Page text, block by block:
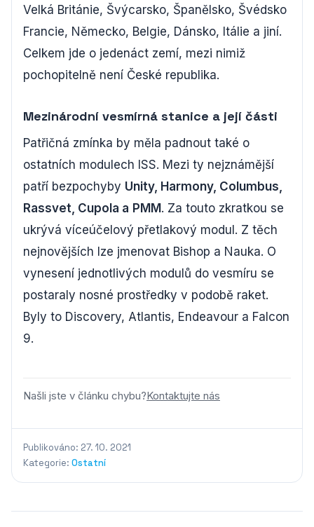
Velká Británie, Švýcarsko, Španělsko, Švédsko
Francie, Německo, Belgie, Dánsko, Itálie a jiní.
Celkem jde o jedenáct zemí, mezi nimiž
pochopitelně není České republika.
Mezinárodní vesmírná stanice a její části
Patřičná zmínka by měla padnout také o
ostatních modulech ISS. Mezi ty nejznámější
patří bezpochyby Unity, Harmony, Columbus,
Rassvet, Cupola a PMM. Za touto zkratkou se
ukrývá víceúčelový přetlakový modul. Z těch
nejnovějších lze jmenovat Bishop a Nauka. O
vynesení jednotlivých modulů do vesmíru se
postaraly nosné prostředky v podobě raket.
Byly to Discovery, Atlantis, Endeavour a Falcon
9.
Našli jste v článku chybu?Kontaktujte nás
Publikováno: 27. 10. 2021
Kategorie: Ostatní